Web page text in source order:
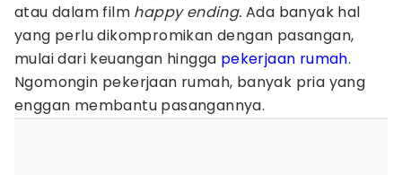
atau dalam film happy ending.Ada banyak hal
yang perlu dikompromikan dengan pasangan,
mulai dari keuangan hingga pekerjaan rumah.
Ngomongin pekerjaan rumah, banyak pria yang
enggan membantu pasangannya.